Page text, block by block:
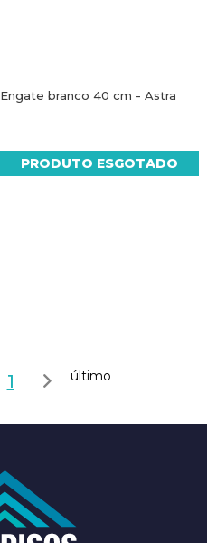
Engate branco 40 cm - Astra
PRODUTO ESGOTADO
1 último